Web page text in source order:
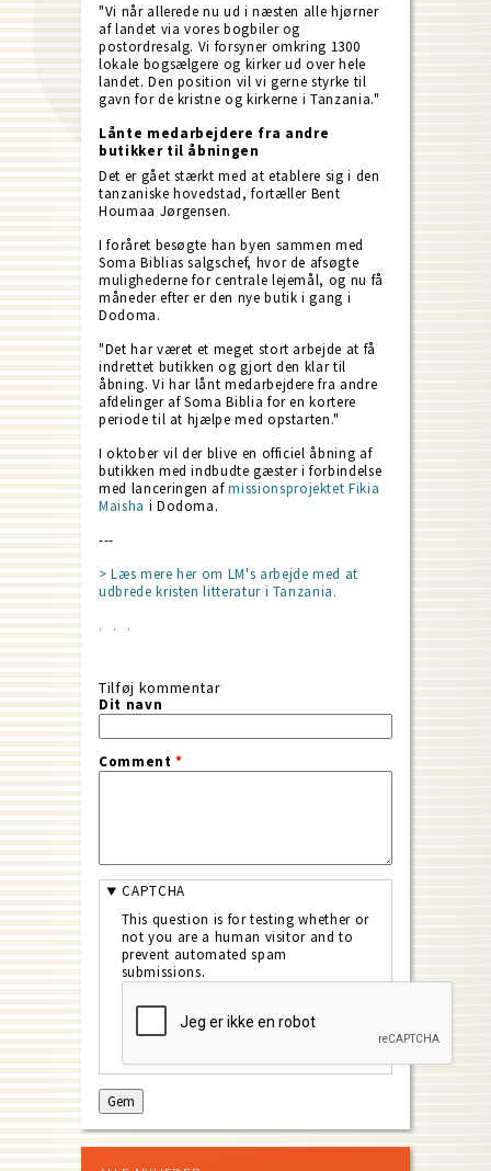
"Vi når allerede nu ud i næsten alle hjørner
af landet via vores bogbiler og
postordresalg. Vi forsyner omkring 1300
lokale bogsælgere og kirker ud over hele
landet. Den position vil vi gerne styrke til
gavn for de kristne og kirkerne i Tanzania."
Lånte medarbejdere fra andre
butikker til åbningen
Det er gået stærkt med at etablere sig i den
tanzaniske hovedstad, fortæller Bent
Houmaa Jørgensen.
I foråret besøgte han byen sammen med
Soma Biblias salgschef, hvor de afsøgte
mulighederne for centrale lejemål, og nu få
måneder efter er den nye butik i gang i
Dodoma.
"Det har været et meget stort arbejde at få
indrettet butikken og gjort den klar til
åbning. Vi har lånt medarbejdere fra andre
afdelinger af Soma Biblia for en kortere
periode til at hjælpe med opstarten."
I oktober vil der blive en officiel åbning af
butikken med indbudte gæster i forbindelse
med lanceringen afmissionsprojektet Fikia
Maisha i Dodoma.
---
> Læs mere her om LM's arbejde med at
udbrede kristen litteratur i Tanzania.
Tilføj kommentar
Dit navn
Comment*
CAPTCHA
This question is for testing whether or
not you are a human visitor and to
prevent automated spam
submissions.